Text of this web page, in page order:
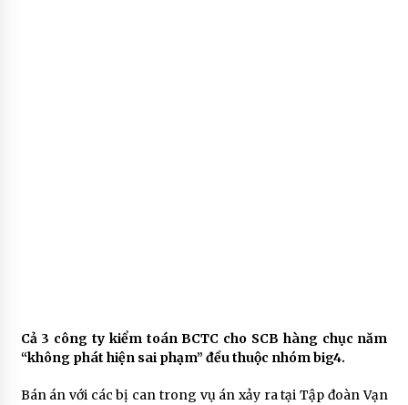
Cả 3 công ty kiểm toán BCTC cho SCB hàng chục năm
“không phát hiện sai phạm” đều thuộc nhóm big4.
Bán án với các bị can trong vụ án xảy ra tại Tập đoàn Vạn